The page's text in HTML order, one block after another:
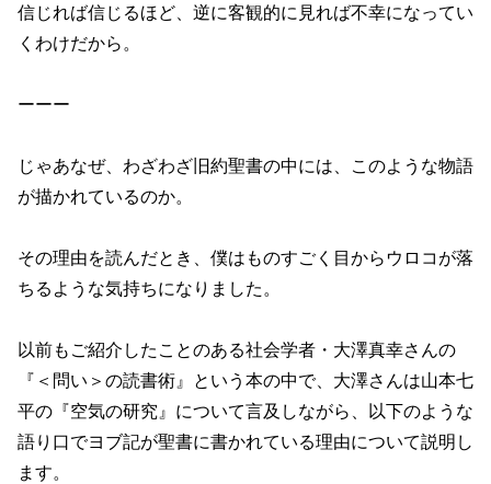
信じれば信じるほど、逆に客観的に見れば不幸になってい
くわけだから。
ーーー
じゃあなぜ、わざわざ旧約聖書の中には、このような物語
が描かれているのか。
その理由を読んだとき、僕はものすごく目からウロコが落
ちるような気持ちになりました。
以前もご紹介したことのある社会学者・大澤真幸さんの
『＜問い＞の読書術』という本の中で、大澤さんは山本七
平の『空気の研究』について言及しながら、以下のような
語り口でヨブ記が聖書に書かれている理由について説明し
ます。